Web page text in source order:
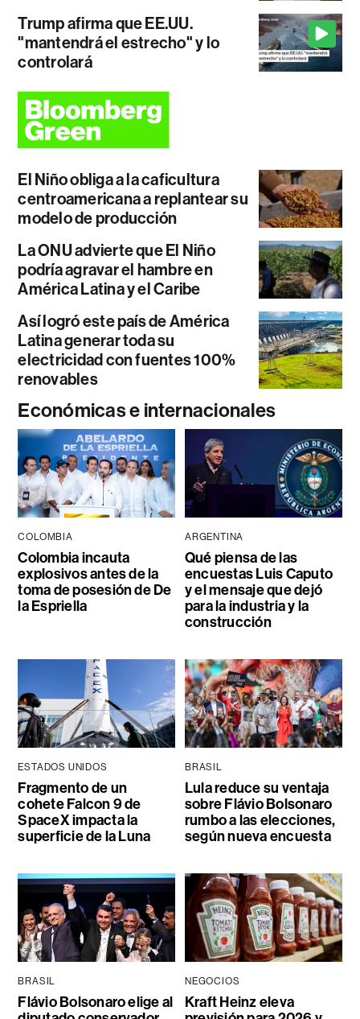
Trump afirma que EE.UU.
"mantendrá el estrecho" y lo
controlará
El Niño obliga a la caficultura
centroamericana a replantear su
modelo de producción
La ONU advierte que El Niño
podría agravar el hambre en
América Latina y el Caribe
Así logró este país de América
Latina generar toda su
electricidad con fuentes 100%
renovables
Económicas e internacionales
COLOMBIA
Colombia incauta
explosivos antes de la
toma de posesión de De
la Espriella
ARGENTINA
Qué piensa de las
encuestas Luis Caputo
y el mensaje que dejó
para la industria y la
construcción
ESTADOS UNIDOS
Fragmento de un
cohete Falcon 9 de
SpaceX impacta la
superficie de la Luna
BRASIL
Lula reduce su ventaja
sobre Flávio Bolsonaro
rumbo a las elecciones,
según nueva encuesta
BRASIL
Flávio Bolsonaro elige al
NEGOCIOS
Kraft Heinz eleva